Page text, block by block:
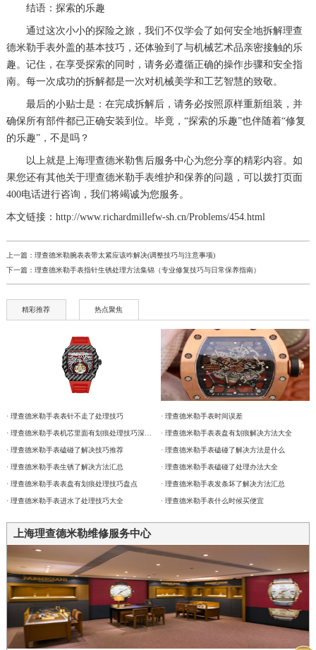
结语：探索的乐趣
通过这次小小的探险之旅，我们不仅学会了如何安全地拆解理查
德米勒手表外盖的基本技巧，还体验到了与机械艺术品亲密接触的乐
趣。记住，在享受探索的同时，请务必遵循正确的操作步骤和安全指
南。每一次成功的拆解都是一次对机械美学和工艺智慧的致敬。
最后的小贴士是：在完成拆解后，请务必按照原样重新组装，并
确保所有部件都已正确安装到位。毕竟，“探索的乐趣”也伴随着“修复
的乐趣”，不是吗？
以上就是上海理查德米勒售后服务中心为您分享的精彩内容。如
果您还有其他关于理查德米勒手表维护和保养的问题，可以拨打页面
400电话进行咨询，我们将竭诚为您服务。
本文链接：http://www.richardmillefw-sh.cn/Problems/454.html
上一篇： 理查德米勒腕表表带太紧应该咋解决(调整技巧与注意事项)
下一篇： 理查德米勒手表指针生锈处理方法集锦（专业修复技巧与日常保养指南）
精彩推荐 热点聚焦
· 理查德米勒手表表针不走了处理技巧
· 理查德米勒手表机芯里面有划痕处理技巧深度解析
· 理查德米勒手表磕碰了解决技巧推荐
· 理查德米勒手表生锈了解决方法汇总
· 理查德米勒手表表盘有划痕处理技巧盘点
· 理查德米勒手表进水了处理技巧大全
· 理查德米勒手表时间误差
· 理查德米勒手表表盘有划痕解决方法大全
· 理查德米勒手表磕碰了解决方法是什么
· 理查德米勒手表磕碰了处理办法大全
· 理查德米勒手表发条坏了解决方法汇总
· 理查德米勒手表什么时候买便宜
上海理查德米勒维修服务中心